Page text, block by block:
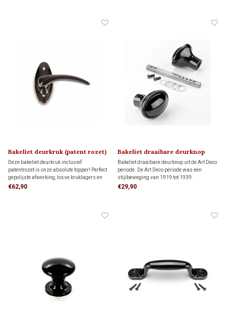
Bakeliet deurkruk (patent rozet)
PHILITE 1930
Deze bakeliet deurkruk inclusief
patentrozet is onze absolute topper! Perfect
gepolijste afwerking, losse kruklagers en
messing vernikkelde patentschroeven voor
€62,90
Bakeliet draaibare deurknop
ART DECO 1920
Bakeliet draaibare deurknop uit de Art Deco
periode. De Art Deco periode was een
stijlbeweging van 1919 tot 1939.
Bijbehorende rozetten bestel je hieronder
€29,90